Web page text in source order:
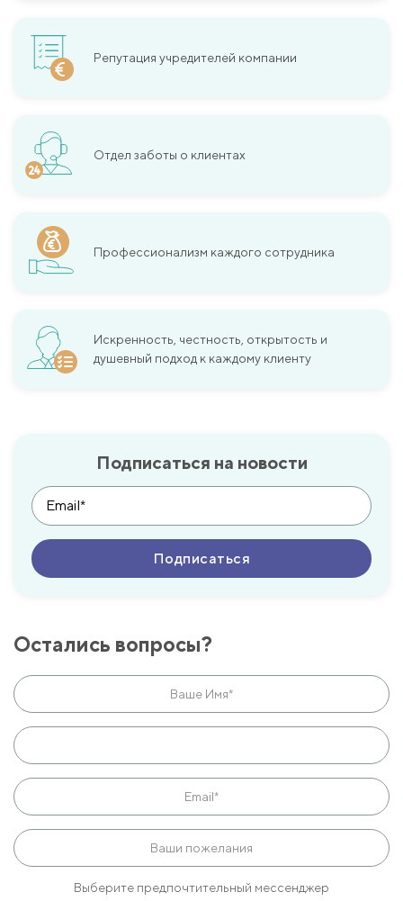
Репутация учредителей компании
Отдел заботы о клиентах
Профессионализм каждого сотрудника
Искренность, честность, открытость и
душевный подход к каждому клиенту
Подписаться на новости
Остались вопросы?
Выберите предпочтительный мессенджер